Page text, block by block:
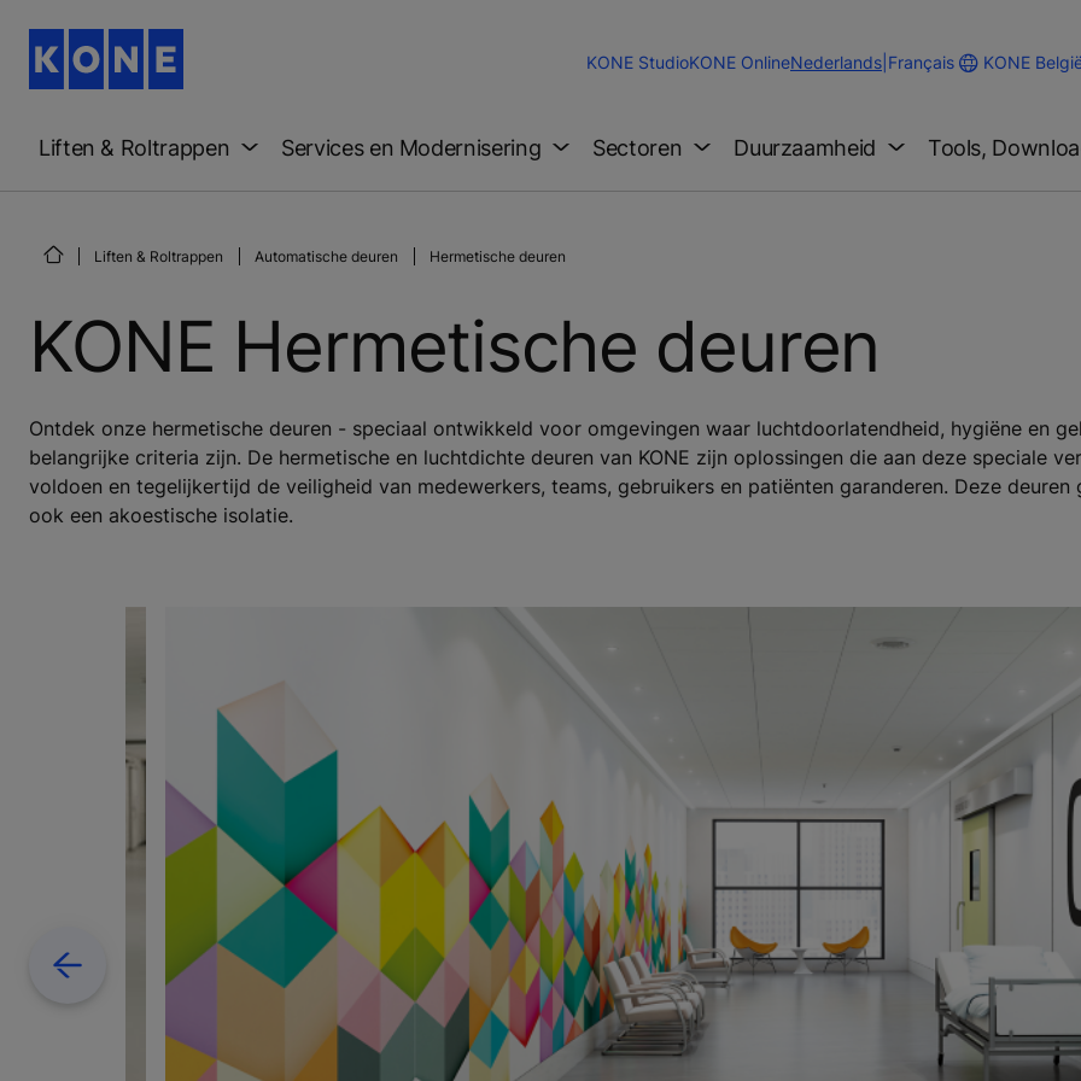
KONE StudioKONE OnlineChange
Nederlands Français KONE
Liften & Roltrappen Services en Modernisering Sectoren Duurzaamheid Tools,
Liften & Roltrappen Automatische deuren Hermetische deuren
KONE Hermetische deuren
Ontdek onze hermetische deuren - speciaal ontwikkeld voor omgevingen waar luchtdoorlatendheid, hygiëne en
belangrijke criteria zijn. De hermetische en luchtdichte deuren van KONE zijn oplossingen die aan deze speciale
voldoen en tegelijkertijd de veiligheid van medewerkers, teams, gebruikers en patiënten garanderen. Deze deuren
ook een akoestische isolatie.